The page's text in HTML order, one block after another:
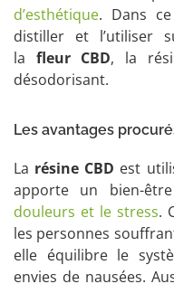
d’esthétique. Dans
distiller et l’utiliser
la fleur CBD, la
désodorisant.
Les avantages
La résine CBD est
apporte un bien-
douleurs et le stress.
les personnes
elle équilibre le
envies de nausées.